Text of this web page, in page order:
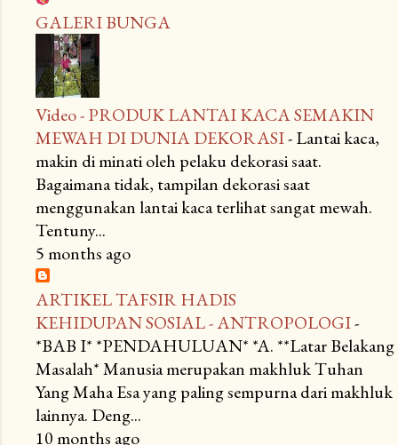
GALERI BUNGA
Video - PRODUK LANTAI KACA SEMAKIN
MEWAH DI DUNIA DEKORASI-Lantai kaca,
makin di minati oleh pelaku dekorasi saat.
Bagaimana tidak, tampilan dekorasi saat
menggunakan lantai kaca terlihat sangat mewah.
Tentuny...
5 months ago
ARTIKEL TAFSIR HADIS
KEHIDUPAN SOSIAL - ANTROPOLOGI-
*BAB I* *PENDAHULUAN* *A. **Latar Belakang
Masalah* Manusia merupakan makhluk Tuhan
Yang Maha Esa yang paling sempurna dari makhluk
lainnya. Deng...
10 months ago